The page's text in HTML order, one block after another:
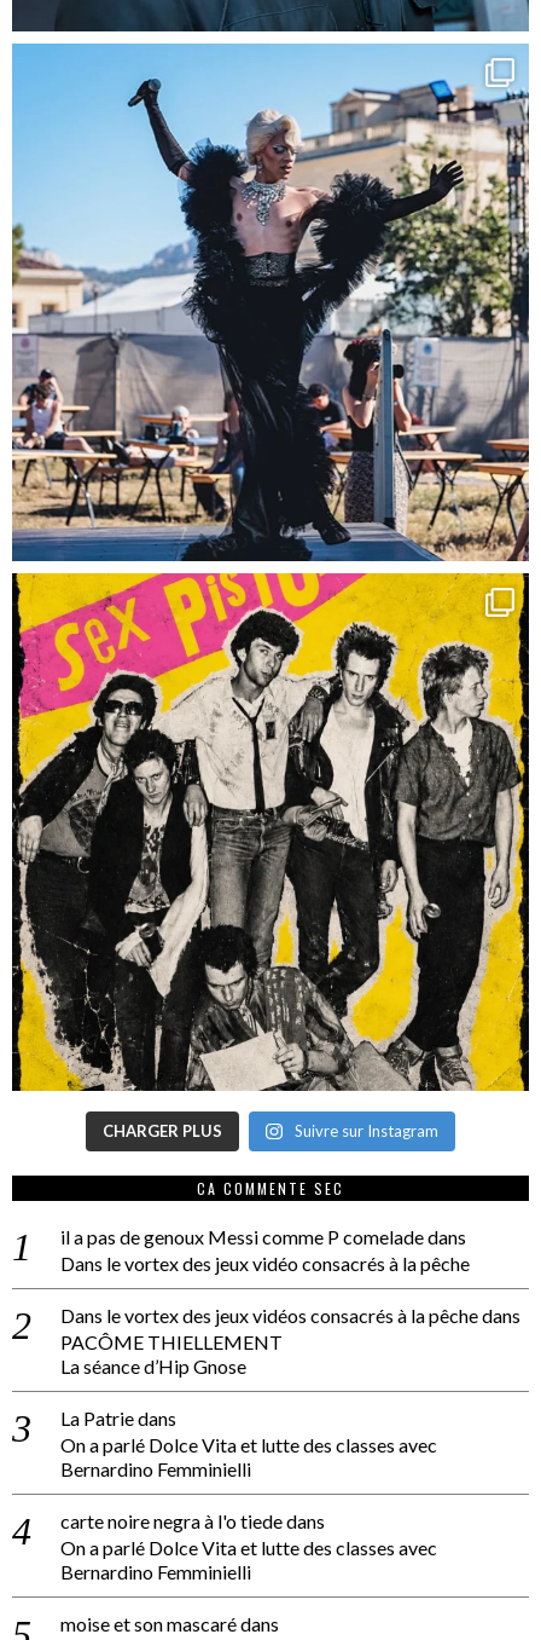
CHARGER PLUS Suivre sur Instagram
CA COMMENTE SEC
il a pas de genoux Messi comme P comeladedans
Dans le vortex des jeux vidéo consacrés à la pêche
Dans le vortex des jeux vidéos consacrés à la pêchedans
PACÔME THIELLEMENT
La séance d’Hip Gnose
La Patriedans
On a parlé Dolce Vita et lutte des classes avec
Bernardino Femminielli
carte noire negra à l'o tiededans
On a parlé Dolce Vita et lutte des classes avec
Bernardino Femminielli
moise et son mascarédans